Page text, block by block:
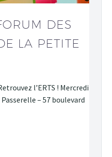
DES
LA PETITE
l’ERTS ! Mercredi
– 57 boulevard